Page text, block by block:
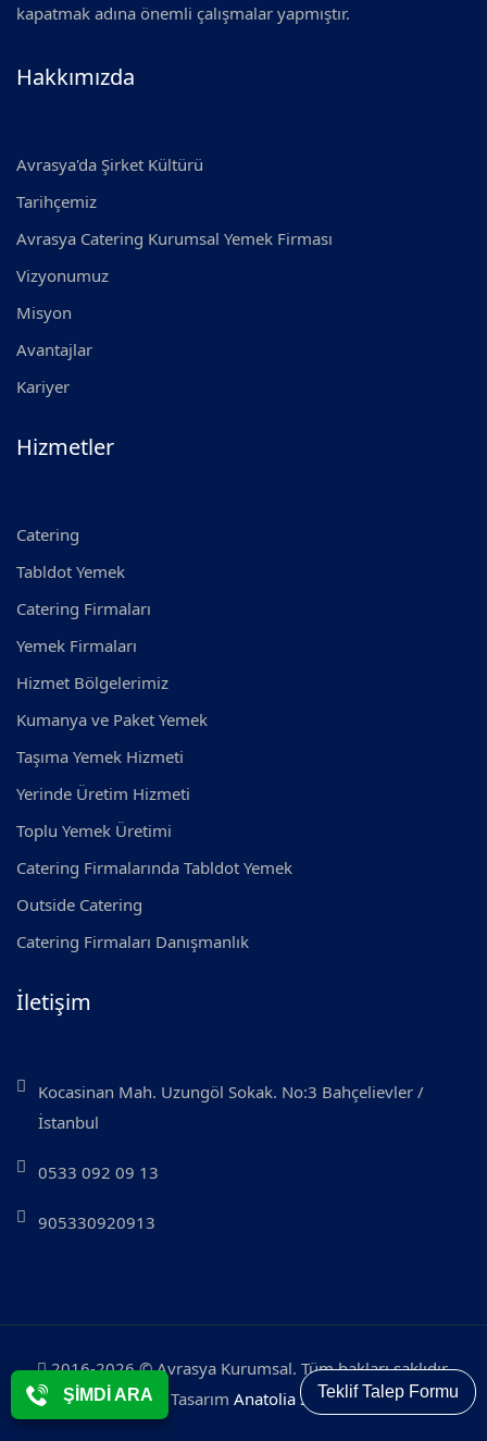
ŞİMDİ ARA
kapatmak adına önemli çalışmalar yapmıştır.
Hakkımızda
Avrasya'da Şirket Kültürü
Tarihçemiz
Avrasya Catering Kurumsal Yemek Firması
Vizyonumuz
Misyon
Avantajlar
Kariyer
Hizmetler
Catering
Tabldot Yemek
Catering Firmaları
Yemek Firmaları
Hizmet Bölgelerimiz
Kumanya ve Paket Yemek
Taşıma Yemek Hizmeti
Yerinde Üretim Hizmeti
Toplu Yemek Üretimi
Catering Firmalarında Tabldot Yemek
Outside Catering
Catering Firmaları Danışmanlık
İletişim
Kocasinan Mah. Uzungöl Sokak. No:3 Bahçelievler /
İstanbul
0533 092 09 13
905330920913
2016-2026 © Avrasya Kurumsal. Tüm hakları saklıdır.
Web Tasarım Anatolia SystemTeklif Talep Formu